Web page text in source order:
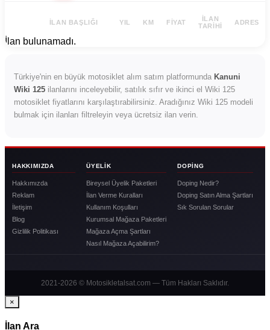
İLAN BAŞLIĞI YIL KM FIYAT
İLAN
TARIHI
ADRES
İlan bulunamadı.
Türkiye'nin en büyük motosiklet alım satım platformunda Kanuni
Wiki 125 ilanlarını inceleyebilir, satılık sıfır ve ikinci el Wiki 125
motosiklet fiyatlarını karşılaştırabilirsiniz. Aradığınız Wiki 125 modeli
bulmak için ilanları filtreleyin veya ücretsiz ilan verin.
HAKKIMIZDA
Hakkımızda
Reklam
İletişim
Blog
Gizlilik Politikası
ÜYELIK
Bireysel Üyelik Paketleri
İlan Verme Kuralları
Kullanım Koşulları
Kurumsal Mağaza Paketleri
Mağaza Açma Şartları
Nasıl Mağaza Açabilirim?
DOPING
Doping Nedir?
Doping Satın Alma Şartları
Sık Sorulan Sorular
2021-2026 © Motosikletalsat.com — Tüm Hakları Saklıdır.
×
İlan Ara